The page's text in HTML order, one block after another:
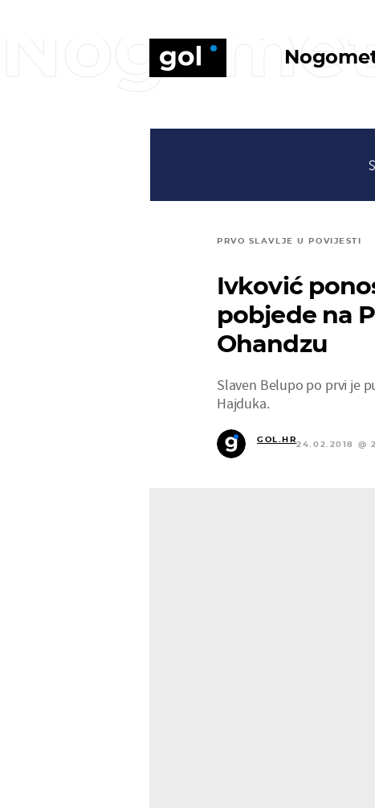
PRVO SLAVLJE U POVIJESTI
Ivković
pobjede na
Ohandzu
Slaven Belupo po prvi je
Hajduka.
GOL.HR
24.02.2018 @